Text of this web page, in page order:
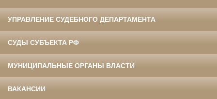
УПРАВЛЕНИЕ СУДЕБНОГО ДЕПАРТАМЕНТА
СУДЫ СУБЪЕКТА РФ
МУНИЦИПАЛЬНЫЕ ОРГАНЫ ВЛАСТИ
ВАКАНСИИ